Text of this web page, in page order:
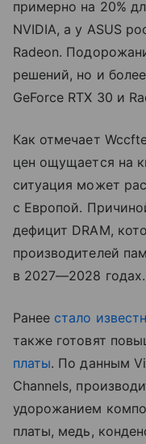
примерно на 20%
NVIDIA, а у ASUS
Radeon.
решений, но и
GeForce RTX 30 и
Как отмечает
цен ощущается на
ситуация может
с Европой.
дефицит DRAM,
производителей
в 2027—2028 годах.
Ранее стало
также готовят
платы. По данным
Channels,
удорожанием
платы, медь,